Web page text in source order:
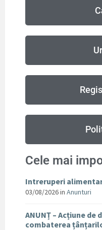
Cele mai
Intreruperi
03/08/2026in Anunturi
ANUNȚ – Acțiune de
combaterea